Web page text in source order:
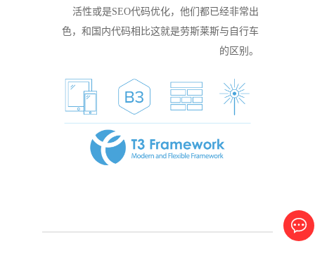
活性或是SEO代码优化，他们都已经非常出
色，和国内代码相比这就是劳斯莱斯与自行车
的区别。